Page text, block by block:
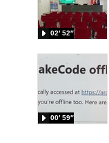
02′ 52″
00′ 59″